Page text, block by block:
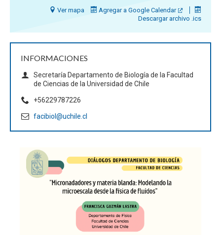
INFORMACIONES
Secretaría Departamento de Biología de la Facultad
de Ciencias de la Universidad de Chile
+56229787226
facibiol@uchile.cl
Ver mapa
Agregar a Google Calendar
Descargar archivo .ics